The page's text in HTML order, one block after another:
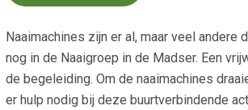
Naaimachines zijn er al, maar veel andere
nog in de Naaigroep in de Madser. Een
de begeleiding. Om de naaimachines
er hulp nodig bij deze buurtverbindende